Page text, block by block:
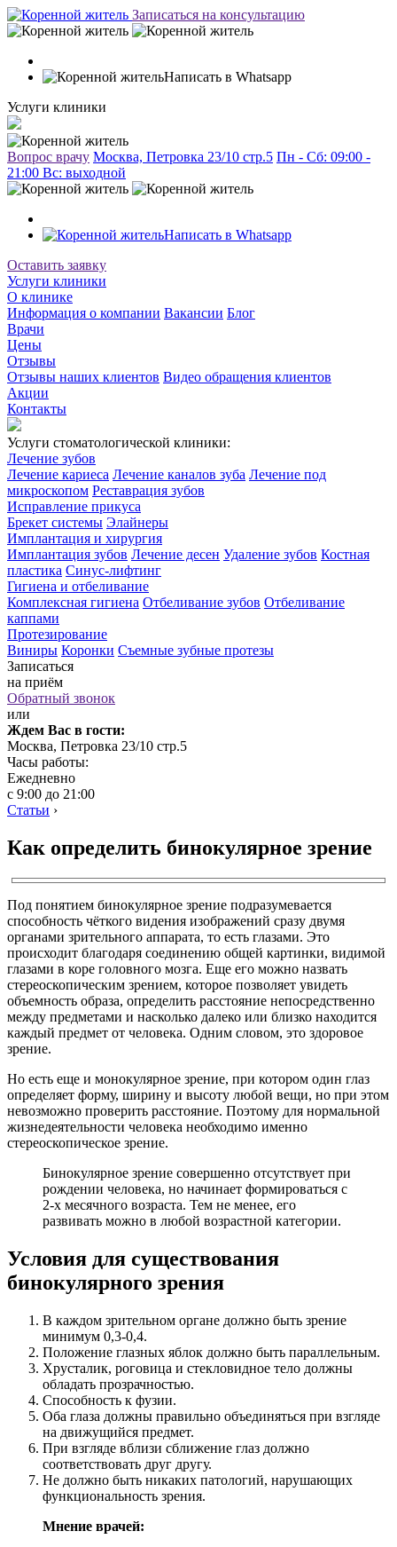
Записаться на консультацию
Написать в Whatsapp
Услуги клиники
Вопрос врачу Москва, Петровка 23/10 стр.5 Пн - Сб: 09:00 -
21:00 Вc: выходной
Написать в Whatsapp
Оставить заявку
Услуги клиники
О клинике
Информация о компании Вакансии Блог
Врачи
Цены
Отзывы
Отзывы наших клиентов Видео обращения клиентов
Акции
Контакты
Услуги стоматологической клиники:
Лечение зубов
Лечение кариеса Лечение каналов зуба Лечение под
микроскопом Реставрация зубов
Исправление прикуса
Брекет системы Элайнеры
Имплантация и хирургия
Имплантация зубов Лечение десен Удаление зубов Костная
пластика Синус-лифтинг
Гигиена и отбеливание
Комплексная гигиена Отбеливание зубов Отбеливание
каппами
Протезирование
Виниры Коронки Съемные зубные протезы
Записаться
на приём
Обратный звонок
или
Ждем Вас в гости:
Москва, Петровка 23/10 стр.5
Часы работы:
Ежедневно
с 9:00 до 21:00
Статьи ›
Как определить бинокулярное зрение
Под понятием бинокулярное зрение подразумевается
способность чёткого видения изображений сразу двумя
органами зрительного аппарата, то есть глазами. Это
происходит благодаря соединению общей картинки, видимой
глазами в коре головного мозга. Еще его можно назвать
стереоскопическим зрением, которое позволяет увидеть
объемность образа, определить расстояние непосредственно
между предметами и насколько далеко или близко находится
каждый предмет от человека. Одним словом, это здоровое
зрение.
Но есть еще и монокулярное зрение, при котором один глаз
определяет форму, ширину и высоту любой вещи, но при этом
невозможно проверить расстояние. Поэтому для нормальной
жизнедеятельности человека необходимо именно
стереоскопическое зрение.
Бинокулярное зрение совершенно отсутствует при
рождении человека, но начинает формироваться с
2-х месячного возраста. Тем не менее, его
развивать можно в любой возрастной категории.
Условия для существования
бинокулярного зрения
В каждом зрительном органе должно быть зрение
минимум 0,3-0,4.
Положение глазных яблок должно быть параллельным.
Хрусталик, роговица и стекловидное тело должны
обладать прозрачностью.
Способность к фузии.
Оба глаза должны правильно объединяться при взгляде
на движущийся предмет.
При взгляде вблизи сближение глаз должно
соответствовать друг другу.
Не должно быть никаких патологий, нарушающих
функциональность зрения.
Мнение врачей: